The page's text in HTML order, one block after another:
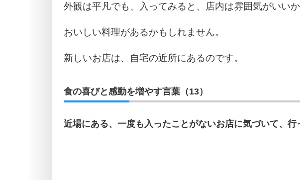
外観は平凡でも、入ってみると、店内は雰囲気がいいか
おいしい料理があるかもしれません。
新しいお店は、自宅の近所にあるのです。
食の喜びと感動を増やす言葉（13）
近場にある、一度も入ったことがないお店に気づいて、行